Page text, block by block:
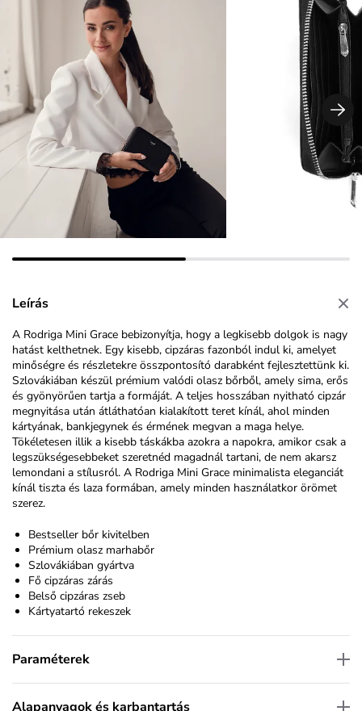
Leírás
A Rodriga Mini Grace bebizonyítja, hogy a legkisebb dolgok is nagy
hatást kelthetnek. Egy kisebb, cipzáras fazonból indul ki, amelyet
minőségre és részletekre összpontosító darabként fejlesztettünk ki.
Szlovákiában készül prémium valódi olasz bőrből, amely sima, erős
és gyönyörűen tartja a formáját. A teljes hosszában nyitható cipzár
megnyitása után átláthatóan kialakított teret kínál, ahol minden
kártyának, bankjegynek és érmének megvan a maga helye.
Tökéletesen illik a kisebb táskákba azokra a napokra, amikor csak a
legszükségesebbeket szeretnéd magadnál tartani, de nem akarsz
lemondani a stílusról. A Rodriga Mini Grace minimalista eleganciát
kínál tiszta és laza formában, amely minden használatkor örömet
szerez.
Bestseller bőr kivitelben
Prémium olasz marhabőr
Szlovákiában gyártva
Fő cipzáras zárás
Belső cipzáras zseb
Kártyatartó rekeszek
Paraméterek
Alapanyagok és karbantartás